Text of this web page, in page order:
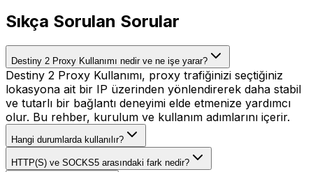
Sıkça Sorulan Sorular
Destiny 2 Proxy Kullanımı nedir ve ne işe yarar?
Destiny 2 Proxy Kullanımı, proxy trafiğinizi seçtiğiniz
lokasyona ait bir IP üzerinden yönlendirerek daha stabil
ve tutarlı bir bağlantı deneyimi elde etmenize yardımcı
olur. Bu rehber, kurulum ve kullanım adımlarını içerir.
Hangi durumlarda kullanılır?
HTTP(S) ve SOCKS5 arasındaki fark nedir?